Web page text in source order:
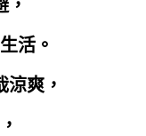
活。
爽，